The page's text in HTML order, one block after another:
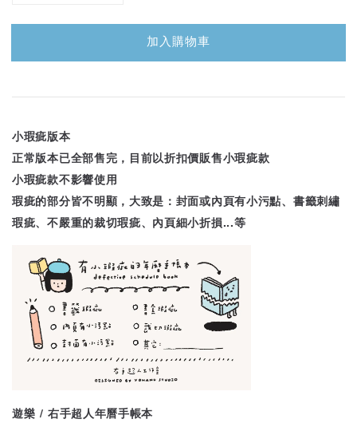
加入購物車
小瑕疵版本
正常版本已全部售完，目前以折扣價販售小瑕疵款
小瑕疵款不影響使用
瑕疵的部分皆不明顯，大致是：封面或內頁有小污點、書籤刺繡
瑕疵、不嚴重的裁切瑕疵、內頁細小折損...等
遊樂 / 右手超人年曆手帳本